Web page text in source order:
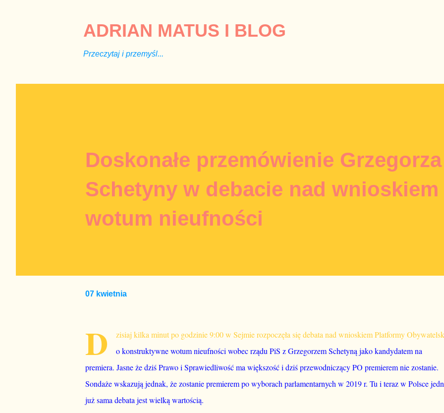
ADRIAN MATUS I BLOG
Przeczytaj i przemyśl...
Doskonałe przemówienie Grzegorza
Schetyny w debacie nad wnioskiem
wotum nieufności
07 kwietnia
D
zisiaj kilka minut po godzinie 9:00 w Sejmie rozpoczęła się debata nad wnioskiem Platformy
o konstruktywne wotum nieufności wobec rządu PiS z Grzegorzem Schetyną jako kandydatem na
premiera. Jasne że dziś Prawo i Sprawiedliwość ma większość i dziś przewodniczący PO premierem nie zostanie.
Sondaże wskazują jednak, że zostanie premierem po wyborach parlamentarnych w 2019 r. Tu i teraz w Polsce
już sama debata jest wielką wartością.